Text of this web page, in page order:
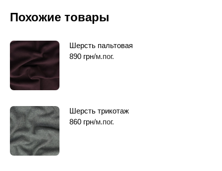
Похожие товары
Шерсть пальтовая
890 грн/м.пог.
Шерсть трикотаж
860 грн/м.пог.